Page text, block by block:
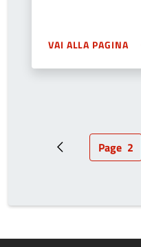
VAI ALLA PAGINA
Pagina Page 2